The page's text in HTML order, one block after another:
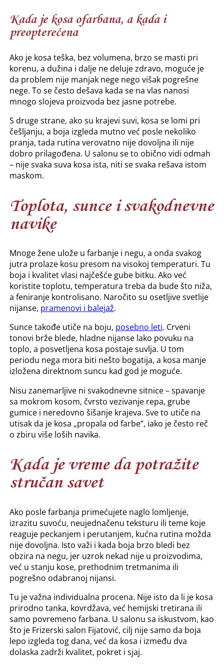
Kada je kosa ofarbana, a kada i
preopterećena
Ako je kosa teška, bez volumena, brzo se masti pri
korenu, a dužina i dalje ne deluje zdravo, moguće je
da problem nije manjak nege nego višak pogrešne
nege. To se često dešava kada se na vlas nanosi
mnogo slojeva proizvoda bez jasne potrebe.
S druge strane, ako su krajevi suvi, kosa se lomi pri
češljanju, a boja izgleda mutno već posle nekoliko
pranja, tada rutina verovatno nije dovoljna ili nije
dobro prilagođena. U salonu se to obično vidi odmah
– nije svaka suva kosa ista, niti se svaka rešava istom
maskom.
Toplota, sunce i svakodnevne
navike
Mnoge žene ulože u farbanje i negu, a onda svakog
jutra prolaze kosu presom na visokoj temperaturi. Tu
boja i kvalitet vlasi najčešće gube bitku. Ako već
koristite toplotu, temperatura treba da bude što niža,
a feniranje kontrolisano. Naročito su osetljive svetlije
nijanse, pramenovi i balejaž.
Sunce takođe utiče na boju, posebno leti. Crveni
tonovi brže blede, hladne nijanse lako povuku na
toplo, a posvetljena kosa postaje suvlja. U tom
periodu nega mora biti nešto bogatija, a kosa manje
izložena direktnom suncu kad god je moguće.
Nisu zanemarljive ni svakodnevne sitnice – spavanje
sa mokrom kosom, čvrsto vezivanje repa, grube
gumice i neredovno šišanje krajeva. Sve to utiče na
utisak da je kosa „propala od farbe“, iako je često reč
o zbiru više loših navika.
Kada je vreme da potražite
stručan savet
Ako posle farbanja primećujete naglo lomljenje,
izrazitu suvoću, neujednačenu teksturu ili teme koje
reaguje peckanjem i perutanjem, kućna rutina možda
nije dovoljna. Isto važi i kada boja brzo bledi bez
obzira na negu, jer uzrok nekad nije u proizvodima,
već u stanju kose, prethodnim tretmanima ili
pogrešno odabranoj nijansi.
Tu je važna individualna procena. Nije isto da li je kosa
prirodno tanka, kovrdžava, već hemijski tretirana ili
samo povremeno farbana. U salonu sa iskustvom, kao
što je Frizerski salon Fijatović, cilj nije samo da boja
lepo izgleda tog dana, već da kosa i između dva
dolaska zadrži kvalitet, pokret i sjaj.